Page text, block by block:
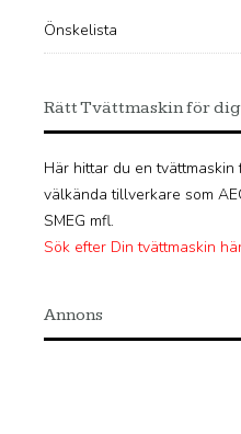
Önskelista
Rätt Tvättmaskin för
Här hittar du en
välkända tillverkare som
SMEG mfl.
Sök efter Din tvättmaskin
Annons